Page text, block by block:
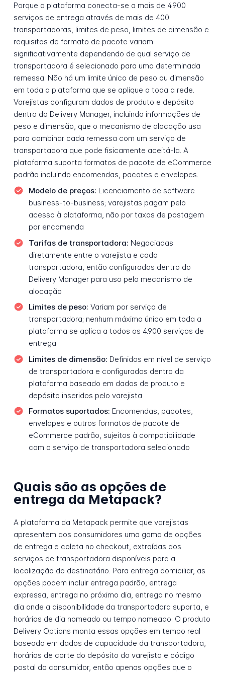
Porque a plataforma conecta-se a mais de 4.900
serviços de entrega através de mais de 400
transportadoras, limites de peso, limites de dimensão e
requisitos de formato de pacote variam
significativamente dependendo de qual serviço de
transportadora é selecionado para uma determinada
remessa. Não há um limite único de peso ou dimensão
em toda a plataforma que se aplique a toda a rede.
Varejistas configuram dados de produto e depósito
dentro do Delivery Manager, incluindo informações de
peso e dimensão, que o mecanismo de alocação usa
para combinar cada remessa com um serviço de
transportadora que pode fisicamente aceitá-la. A
plataforma suporta formatos de pacote de eCommerce
padrão incluindo encomendas, pacotes e envelopes.
Modelo de preços: Licenciamento de software
business-to-business; varejistas pagam pelo
acesso à plataforma, não por taxas de postagem
por encomenda
Tarifas de transportadora: Negociadas
diretamente entre o varejista e cada
transportadora, então configuradas dentro do
Delivery Manager para uso pelo mecanismo de
alocação
Limites de peso: Variam por serviço de
transportadora; nenhum máximo único em toda a
plataforma se aplica a todos os 4.900 serviços de
entrega
Limites de dimensão: Definidos em nível de serviço
de transportadora e configurados dentro da
plataforma baseado em dados de produto e
depósito inseridos pelo varejista
Formatos suportados: Encomendas, pacotes,
envelopes e outros formatos de pacote de
eCommerce padrão, sujeitos à compatibilidade
com o serviço de transportadora selecionado
Quais são as opções de
entrega da Metapack?
A plataforma da Metapack permite que varejistas
apresentem aos consumidores uma gama de opções
de entrega e coleta no checkout, extraídas dos
serviços de transportadora disponíveis para a
localização do destinatário. Para entrega domiciliar, as
opções podem incluir entrega padrão, entrega
expressa, entrega no próximo dia, entrega no mesmo
dia onde a disponibilidade da transportadora suporta, e
horários de dia nomeado ou tempo nomeado. O produto
Delivery Options monta essas opções em tempo real
baseado em dados de capacidade da transportadora,
horários de corte do depósito do varejista e código
postal do consumidor, então apenas opções que o